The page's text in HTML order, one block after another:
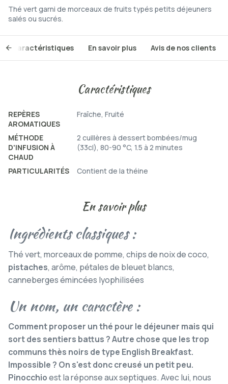
Thé vert garni de morceaux de fruits typés petits déjeuners
salés ou sucrés.
Caractéristiques En savoir plus Avis de nos clients
Caractéristiques
REPÈRES
AROMATIQUES
Fraîche, Fruité
MÉTHODE
D'INFUSION À
CHAUD
2 cuillères à dessert bombées/mug
(33cl), 80-90 °C, 1.5 à 2 minutes
PARTICULARITÉS Contient de la théine
En savoir plus
Ingrédients classiques :
Thé vert, morceaux de pomme, chips de noix de coco,
pistaches, arôme, pétales de bleuet blancs,
canneberges émincées lyophilisées
Un nom, un caractère :
Comment proposer un thé pour le déjeuner mais qui
sort des sentiers battus ? Autre chose que les trop
communs thès noirs de type English Breakfast.
Impossible ? On s'est donc creusé un petit peu.
Pinocchioest la réponse aux septiques. Avec lui, nous